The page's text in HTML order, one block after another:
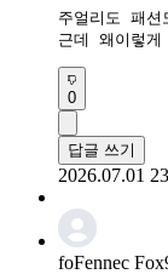
주얼리도 패션
근데 왜이렇게
0
답글 쓰기
2026.07.01
foFennec